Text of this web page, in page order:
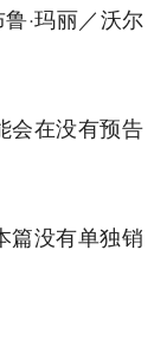
·玛丽／沃尔
会在没有预告
篇没有单独销